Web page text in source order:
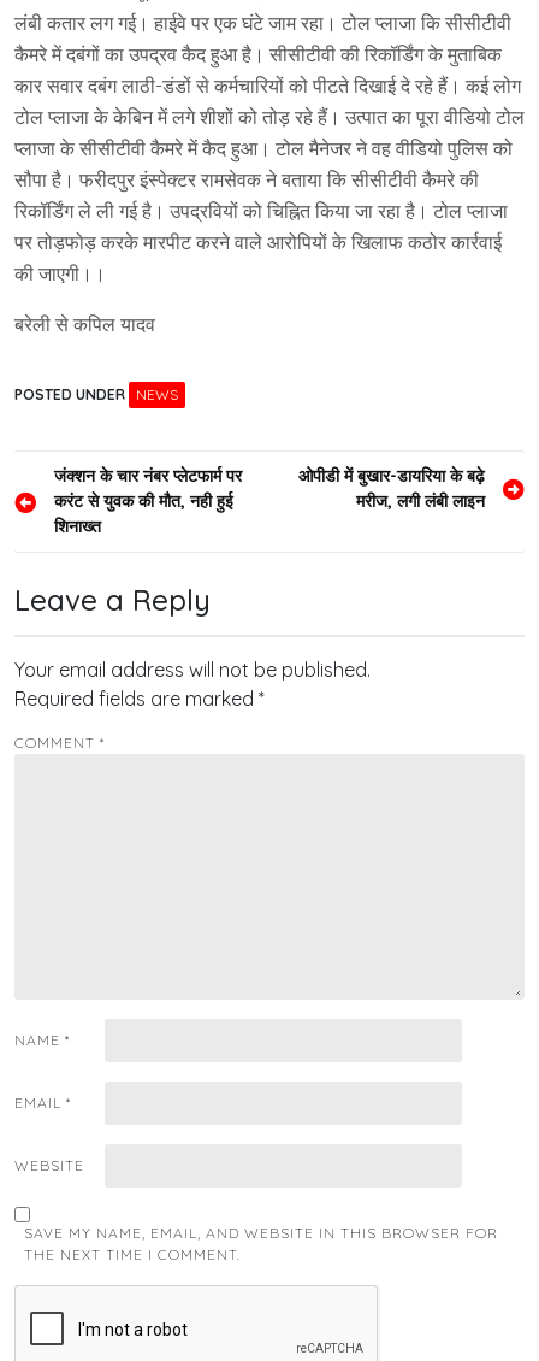
लंबी कतार लग गई। हाईवे पर एक घंटे जाम रहा। टोल प्लाजा कि सीसीटीवी
कैमरे में दबंगों का उपद्रव कैद हुआ है। सीसीटीवी की रिकॉर्डिंग के मुताबिक
कार सवार दबंग लाठी-डंडों से कर्मचारियों को पीटते दिखाई दे रहे हैं। कई लोग
टोल प्लाजा के केबिन में लगे शीशों को तोड़ रहे हैं। उत्पात का पूरा वीडियो टोल
प्लाजा के सीसीटीवी कैमरे में कैद हुआ। टोल मैनेजर ने वह वीडियो पुलिस को
सौपा है। फरीदपुर इंस्पेक्टर रामसेवक ने बताया कि सीसीटीवी कैमरे की
रिकॉर्डिंग ले ली गई है। उपद्रवियों को चिह्नित किया जा रहा है। टोल प्लाजा
पर तोड़फोड़ करके मारपीट करने वाले आरोपियों के खिलाफ कठोर कार्रवाई
की जाएगी।।
बरेली से कपिल यादव
POSTED UNDER NEWS
Post
navigation
जंक्शन के चार नंबर प्लेटफार्म पर
करंट से युवक की मौत, नही हुई
शिनाख्त
ओपीडी में बुखार-डायरिया के बढ़े
मरीज, लगी लंबी लाइन
Leave a Reply
Your email address will not be published.
Required fields are marked *
COMMENT *
NAME *
EMAIL *
WEBSITE
SAVE MY NAME, EMAIL, AND WEBSITE IN THIS BROWSER FOR
THE NEXT TIME I COMMENT.